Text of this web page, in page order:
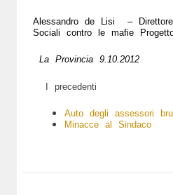
Alessandro de Lisi –
Sociali contro le mafie
La Provincia 9.10.2012
I precedenti
Auto degli assessori
Minacce al Sindaco